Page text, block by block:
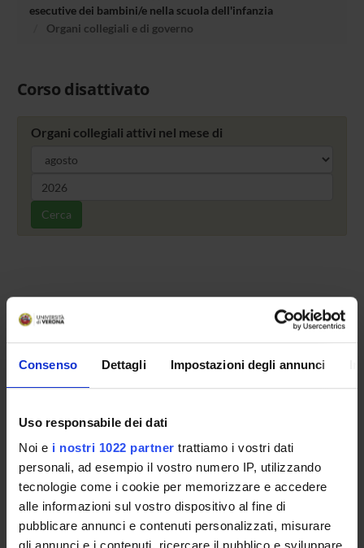
Consenso Dettagli Impostazioni degli annunci
Uso responsabile dei dati
Noi e i nostri 1022 partner trattiamo i vostri dati
personali, ad esempio il vostro numero IP, utilizzando
tecnologie come i cookie per memorizzare e accedere
alle informazioni sul vostro dispositivo al fine di
pubblicare annunci e contenuti personalizzati, misurare
esecutive dei bambini/e nella scuola dell'infanzia
Organi collegiali e di governo
Corso disattivato
Organi collegiali attivi nel mese di
Cerca
Comitato scientifico del corso di aggiornamento
progettare attività fisica per lo sviluppo motorio
indirizza le attività e il loro coordinamento;
definisce i criteri di valutazione e le modalità di
dei docenti esterni ed è di norma commissione di
Corso;
definisce i criteri di valutazione e le modalità di
espletamento della procedura di ammissione, di
eventuali verifiche intermedie e della prova finale e si
esprime in merito all’idoneità dei titoli di studio